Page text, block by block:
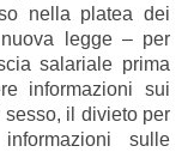
nella platea dei
legge – per
salariale prima
informazioni sui
sesso, il divieto per
sulle